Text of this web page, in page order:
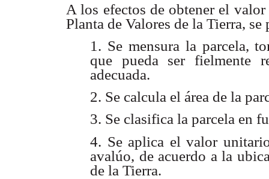
A los efectos de obtener el
Planta de Valores de la Tierra,
1. Se mensura la parcela,
que pueda ser fielmente
adecuada.
2. Se calcula el área de la
3. Se clasifica la parcela en
4. Se aplica el valor
avalúo, de acuerdo a la
de la Tierra.